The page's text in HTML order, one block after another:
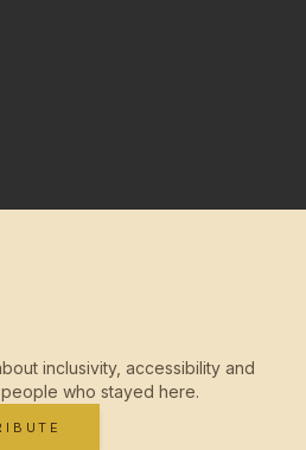
inclusivity, accessibility and
who stayed here.